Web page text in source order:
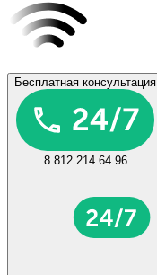
Бесплатная консультация
8 812 214 64 96